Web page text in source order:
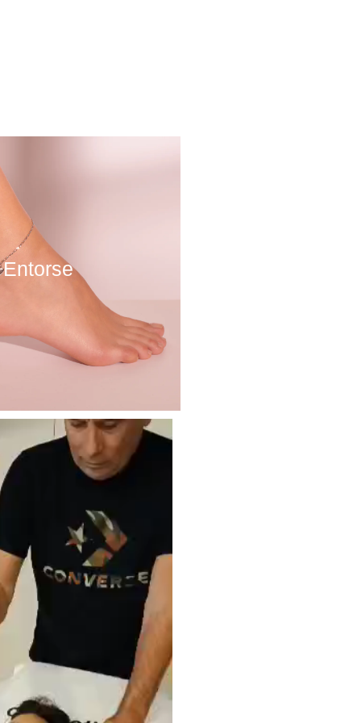
Entorse
douleur à la cheville
soudaine comme un coup,
un faux mouvement. Elle peut
au fil du temps à cause de
répétitifs, par exemple.
peuvent causer de la
les tendons, les ligaments,